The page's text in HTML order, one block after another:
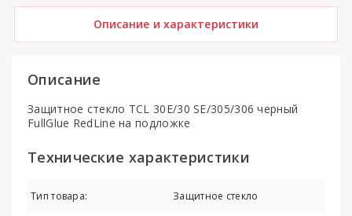
Описание и характеристики
Описание
Защитное стекло TCL 30E/30 SE/305/306 черный
FullGlue RedLine на подложке
Технические характеристики
Тип товара: Защитное стекло